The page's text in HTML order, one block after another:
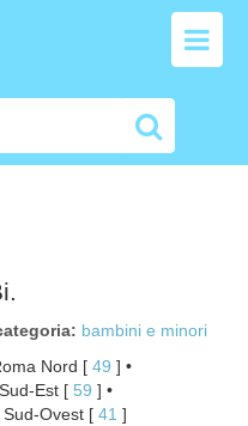
bambini e minori
Nord [ 49 ]
Est [ 59 ]
Sud-Ovest [ 41 ]